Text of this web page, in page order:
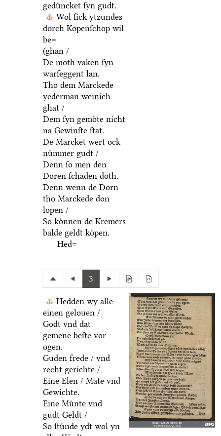
geduͤncket ſyn gudt.
Wol ſick ytzundes
dorch Kopenſchop wil
be=
(ghan /
De moth vaken ſyn
warſeggent lan.
Tho dem Marckede
yederman weinich
ghat /
Dem ſyn gemoͤte nicht
na Gewinſte ſtat.
De Marcket wert ock
nuͤmmer gudt /
Denn ſo men den
Doren ſchaden doth.
Denn wenn de Dorn
tho Marckede don
lopen /
So koͤnnen de Kremers
balde geldt koͤpen.
Hed=
3
Hedden wy alle
einen gelouen /
Godt vnd dat
gemene beſte vor
ogen.
Guden frede / vnd
recht gerichte /
Eine Elen / Mate vnd
Gewichte.
Eine Muͤnte vnd
gudt Geldt /
So ſtuͤnde ydt wol yn